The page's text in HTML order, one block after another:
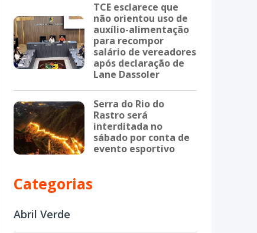
TCE esclarece que
não orientou uso de
auxílio-alimentação
para recompor
salário de vereadores
após declaração de
Lane Dassoler
Serra do Rio do
Rastro será
interditada no
sábado por conta de
evento esportivo
Categorias
Abril Verde